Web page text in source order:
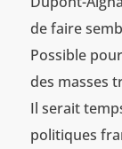
de faire
Possible
des masses
Il serait
politiques